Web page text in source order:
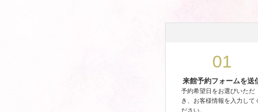
01
来館予約フォームを送
予約希望日をお選びいただ
き、お客様情報を入力して
ださい。